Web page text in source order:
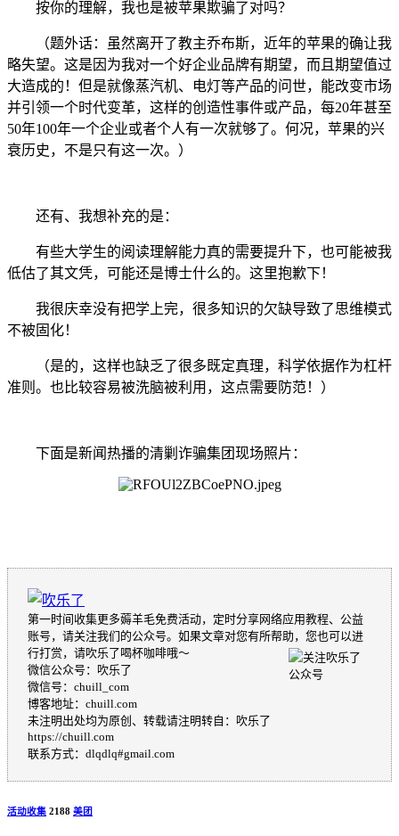
按你的理解，我也是被苹果欺骗了对吗？
（题外话：虽然离开了教主乔布斯，近年的苹果的确让我
略失望。这是因为我对一个好企业品牌有期望，而且期望值过
大造成的！但是就像蒸汽机、电灯等产品的问世，能改变市场
并引领一个时代变革，这样的创造性事件或产品，每20年甚至
50年100年一个企业或者个人有一次就够了。何况，苹果的兴
衰历史，不是只有这一次。）
还有、我想补充的是：
有些大学生的阅读理解能力真的需要提升下，也可能被我
低估了其文凭，可能还是博士什么的。这里抱歉下！
我很庆幸没有把学上完，很多知识的欠缺导致了思维模式
不被固化！
（是的，这样也缺乏了很多既定真理，科学依据作为杠杆
准则。也比较容易被洗脑被利用，这点需要防范！）
下面是新闻热播的清剿诈骗集团现场照片：
第一时间收集更多薅羊毛免费活动，定时分享网络应用教程、公益
账号，请关注我们的公众号。如果文章对您有所帮助，您也可以进
行打赏，请吹乐了喝杯咖啡哦～
微信公众号：吹乐了
微信号：chuill_com
博客地址：chuill.com
未注明出处均为原创、转载请注明转自：吹乐了
https://chuill.com
联系方式：dlqdlq#gmail.com
活动收集 2188 美团